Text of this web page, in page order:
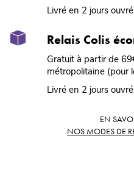
Livré en 2 jours
Relais Colis
Gratuit à partir de
métropolitaine (pour
Livré en 2 jours
EN
NOS MODES DE